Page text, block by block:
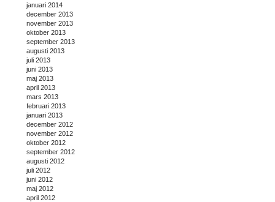
januari 2014
december 2013
november 2013
oktober 2013
september 2013
augusti 2013
juli 2013
juni 2013
maj 2013
april 2013
mars 2013
februari 2013
januari 2013
december 2012
november 2012
oktober 2012
september 2012
augusti 2012
juli 2012
juni 2012
maj 2012
april 2012